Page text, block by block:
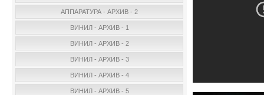
АППАРАТУРА - АРХИВ - 2
ВИНИЛ - АРХИВ - 1
ВИНИЛ - АРХИВ - 2
ВИНИЛ - АРХИВ - 3
ВИНИЛ - АРХИВ - 4
ВИНИЛ - АРХИВ - 5